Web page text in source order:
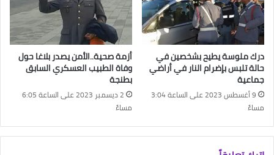
درك ملوسة يطيح بشخصين في
حالة تلبس بإضرام النار في أراضي
جماعية
9 أغسطس 2023 على الساعة 3:04
مساءً
أزمة صحية..الأمن يصدر بلاغا حول
وفاة الطبيب العسكري السابق
بطنجة
2 ديسمبر 2023 على الساعة 6:05
مساءً